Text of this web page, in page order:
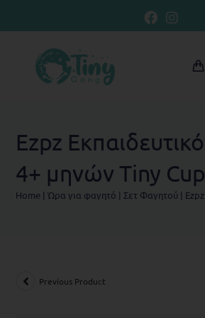
Ezpz
4+ μηνών Tiny
Home |Ώρα για φαγητό | Σετ Φαγητού |
Previous Product